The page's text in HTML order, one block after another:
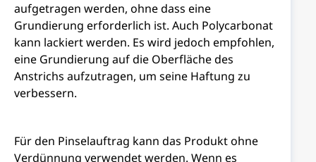
aufgetragen werden, ohne dass eine
Grundierung erforderlich ist. Auch Polycarbonat
kann lackiert werden. Es wird jedoch empfohlen,
eine Grundierung auf die Oberfläche des
Anstrichs aufzutragen, um seine Haftung zu
verbessern.
Für den Pinselauftrag kann das Produkt ohne
Verdünnung verwendet werden. Wenn es